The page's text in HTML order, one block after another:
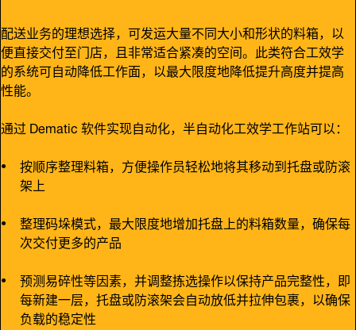
配送业务的理想选择，可发运大量不同大小和形状的料箱，以
便直接交付至门店，且非常适合紧凑的空间。此类符合工效学
的系统可自动降低工作面，以最大限度地降低提升高度并提高
性能。
通过 Dematic 软件实现自动化，半自动化工效学工作站可以：
按顺序整理料箱，方便操作员轻松地将其移动到托盘或防滚
架上
整理码垛模式，最大限度地增加托盘上的料箱数量，确保每
次交付更多的产品
预测易碎性等因素，并调整拣选操作以保持产品完整性，即
每新建一层，托盘或防滚架会自动放低并拉伸包裹，以确保
负载的稳定性